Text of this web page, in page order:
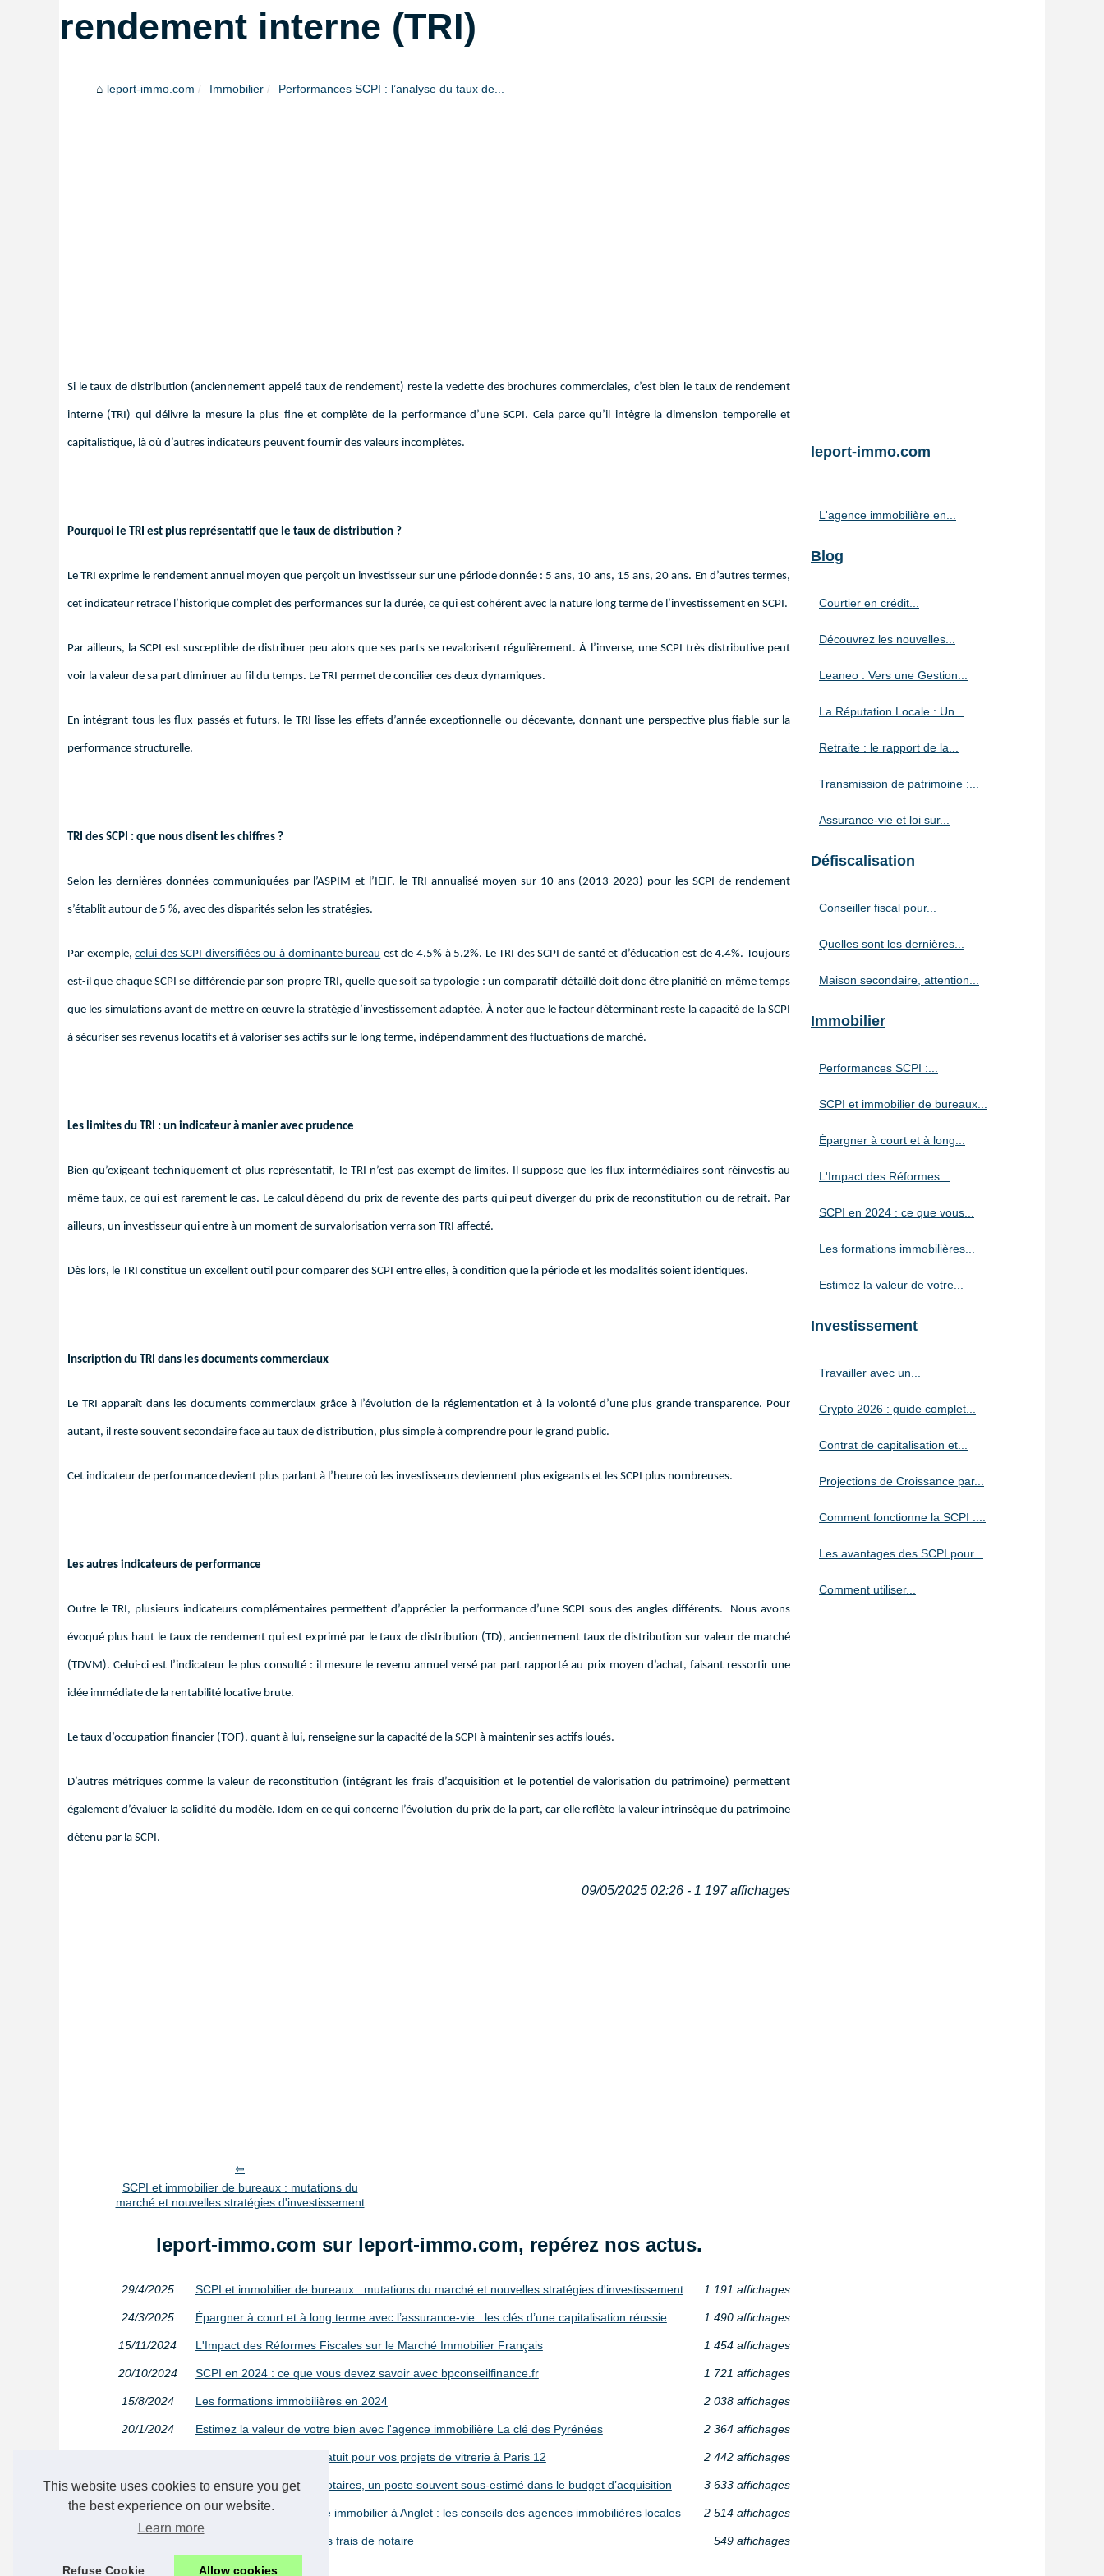
This website uses cookies to ensure you get
the best experience on our website.
Learn more
Refuse Cookie Allow cookies
rendement interne (TRI)
leport-immo.com Immobilier Performances SCPI : l’analyse du taux de...
Si le taux de distribution (anciennement appelé taux de rendement) reste la vedette des brochures commerciales, c’est bien le taux de rendement
interne (TRI) qui délivre la mesure la plus fine et complète de la performance d’une SCPI. Cela parce qu’il intègre la dimension temporelle et
capitalistique, là où d’autres indicateurs peuvent fournir des valeurs incomplètes.
Pourquoi le TRI est plus représentatif que le taux de distribution ?
Le TRI exprime le rendement annuel moyen que perçoit un investisseur sur une période donnée : 5 ans, 10 ans, 15 ans, 20 ans. En d’autres termes,
cet indicateur retrace l’historique complet des performances sur la durée, ce qui est cohérent avec la nature long terme de l’investissement en SCPI.
Par ailleurs, la SCPI est susceptible de distribuer peu alors que ses parts se revalorisent régulièrement. À l’inverse, une SCPI très distributive peut
voir la valeur de sa part diminuer au fil du temps. Le TRI permet de concilier ces deux dynamiques.
En intégrant tous les flux passés et futurs, le TRI lisse les effets d’année exceptionnelle ou décevante, donnant une perspective plus fiable sur la
performance structurelle.
TRI des SCPI : que nous disent les chiffres ?
Selon les dernières données communiquées par l’ASPIM et l’IEIF, le TRI annualisé moyen sur 10 ans (2013-2023) pour les SCPI de rendement
s’établit autour de 5 %, avec des disparités selon les stratégies.
Par exemple,celui des SCPI diversifiées ou à dominante bureau est de 4.5% à 5.2%. Le TRI des SCPI de santé et d’éducation est de 4.4%. Toujours
est-il que chaque SCPI se différencie par son propre TRI, quelle que soit sa typologie : un comparatif détaillé doit donc être planifié en même temps
que les simulations avant de mettre en œuvre la stratégie d’investissement adaptée. À noter que le facteur déterminant reste la capacité de la SCPI
à sécuriser ses revenus locatifs et à valoriser ses actifs sur le long terme, indépendamment des fluctuations de marché.
Les limites du TRI : un indicateur à manier avec prudence
Bien qu’exigeant techniquement et plus représentatif, le TRI n’est pas exempt de limites. Il suppose que les flux intermédiaires sont réinvestis au
même taux, ce qui est rarement le cas. Le calcul dépend du prix de revente des parts qui peut diverger du prix de reconstitution ou de retrait. Par
ailleurs, un investisseur qui entre à un moment de survalorisation verra son TRI affecté.
Dès lors, le TRI constitue un excellent outil pour comparer des SCPI entre elles, à condition que la période et les modalités soient identiques.
Inscription du TRI dans les documents commerciaux
Le TRI apparaît dans les documents commerciaux grâce à l’évolution de la réglementation et à la volonté d’une plus grande transparence. Pour
autant, il reste souvent secondaire face au taux de distribution, plus simple à comprendre pour le grand public.
Cet indicateur de performance devient plus parlant à l’heure où les investisseurs deviennent plus exigeants et les SCPI plus nombreuses.
Les autres indicateurs de performance
Outre le TRI, plusieurs indicateurs complémentaires permettent d’apprécier la performance d’une SCPI sous des angles différents. Nous avons
évoqué plus haut le taux de rendement qui est exprimé par le taux de distribution (TD), anciennement taux de distribution sur valeur de marché
(TDVM). Celui-ci est l’indicateur le plus consulté : il mesure le revenu annuel versé par part rapporté au prix moyen d’achat, faisant ressortir une
idée immédiate de la rentabilité locative brute.
Le taux d’occupation financier (TOF), quant à lui, renseigne sur la capacité de la SCPI à maintenir ses actifs loués.
D’autres métriques comme la valeur de reconstitution (intégrant les frais d’acquisition et le potentiel de valorisation du patrimoine) permettent
également d’évaluer la solidité du modèle. Idem en ce qui concerne l’évolution du prix de la part, car elle reflète la valeur intrinsèque du patrimoine
détenu par la SCPI.
09/05/2025 02:26 - 1 197 affichages
SCPI et immobilier de bureaux : mutations du
marché et nouvelles stratégies d'investissement
leport-immo.com sur leport-immo.com, repérez nos actus.
29/4/2025 SCPI et immobilier de bureaux : mutations du marché et nouvelles stratégies d'investissement 1 191 affichages
24/3/2025 Épargner à court et à long terme avec l’assurance-vie : les clés d’une capitalisation réussie 1 490 affichages
15/11/2024 L'Impact des Réformes Fiscales sur le Marché Immobilier Français 1 454 affichages
20/10/2024 SCPI en 2024 : ce que vous devez savoir avec bpconseilfinance.fr 1 721 affichages
15/8/2024 Les formations immobilières en 2024 2 038 affichages
20/1/2024 Estimez la valeur de votre bien avec l'agence immobilière La clé des Pyrénées 2 364 affichages
Demandez votre devis gratuit pour vos projets de vitrerie à Paris 12 2 442 affichages
16/8/2023 Immobilier : les frais de notaires, un poste souvent sous-estimé dans le budget d’acquisition 3 633 affichages
03/6/2023 Les tendances du marché immobilier à Anglet : les conseils des agences immobilières locales 2 514 affichages
Comprendre et réduire les frais de notaire 549 affichages
leport-immo.com
L'agence immobilière en...
Blog
Courtier en crédit...
Découvrez les nouvelles...
Leaneo : Vers une Gestion...
La Réputation Locale : Un...
Retraite : le rapport de la...
Transmission de patrimoine :...
Assurance-vie et loi sur...
Défiscalisation
Conseiller fiscal pour...
Quelles sont les dernières...
Maison secondaire, attention...
Immobilier
Performances SCPI :...
SCPI et immobilier de bureaux...
Épargner à court et à long...
L'Impact des Réformes...
SCPI en 2024 : ce que vous...
Les formations immobilières...
Estimez la valeur de votre...
Investissement
Travailler avec un...
Crypto 2026 : guide complet...
Contrat de capitalisation et...
Projections de Croissance par...
Comment fonctionne la SCPI :...
Les avantages des SCPI pour...
Comment utiliser...